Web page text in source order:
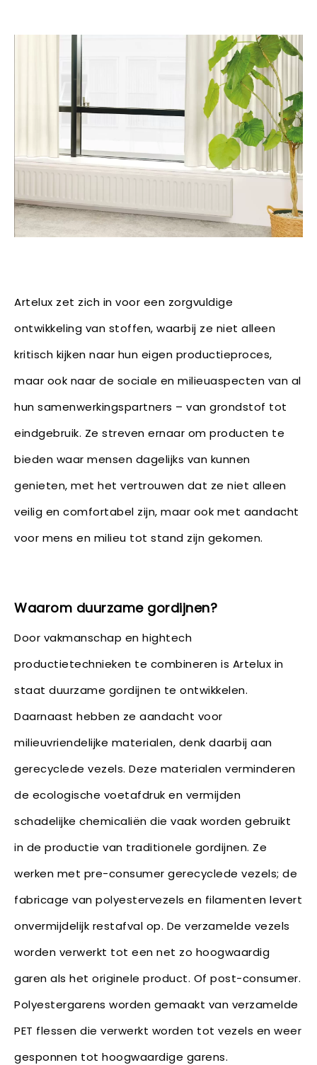
Artelux zet zich in voor een zorgvuldige
ontwikkeling van stoffen, waarbij ze niet alleen
kritisch kijken naar hun eigen productieproces,
maar ook naar de sociale en milieuaspecten van al
hun samenwerkingspartners – van grondstof tot
eindgebruik. Ze streven ernaar om producten te
bieden waar mensen dagelijks van kunnen
genieten, met het vertrouwen dat ze niet alleen
veilig en comfortabel zijn, maar ook met aandacht
voor mens en milieu tot stand zijn gekomen.
Waarom duurzame gordijnen?
Door vakmanschap en hightech
productietechnieken te combineren is Artelux in
staat duurzame gordijnen te ontwikkelen.
Daarnaast hebben ze aandacht voor
milieuvriendelijke materialen, denk daarbij aan
gerecyclede vezels. Deze materialen verminderen
de ecologische voetafdruk en vermijden
schadelijke chemicaliën die vaak worden gebruikt
in de productie van traditionele gordijnen. Ze
werken met pre-consumer gerecyclede vezels; de
fabricage van polyestervezels en filamenten levert
onvermijdelijk restafval op. De verzamelde vezels
worden verwerkt tot een net zo hoogwaardig
garen als het originele product. Of post-consumer.
Polyestergarens worden gemaakt van verzamelde
PET flessen die verwerkt worden tot vezels en weer
gesponnen tot hoogwaardige garens.